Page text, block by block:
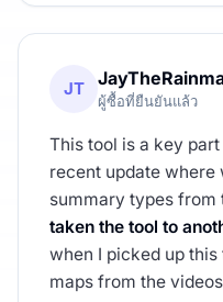
JT
ผู้ซื้อที่ยืนยันแล้ว
This tool is a key
recent update
summary types from
taken the tool to
when I picked up
maps from the